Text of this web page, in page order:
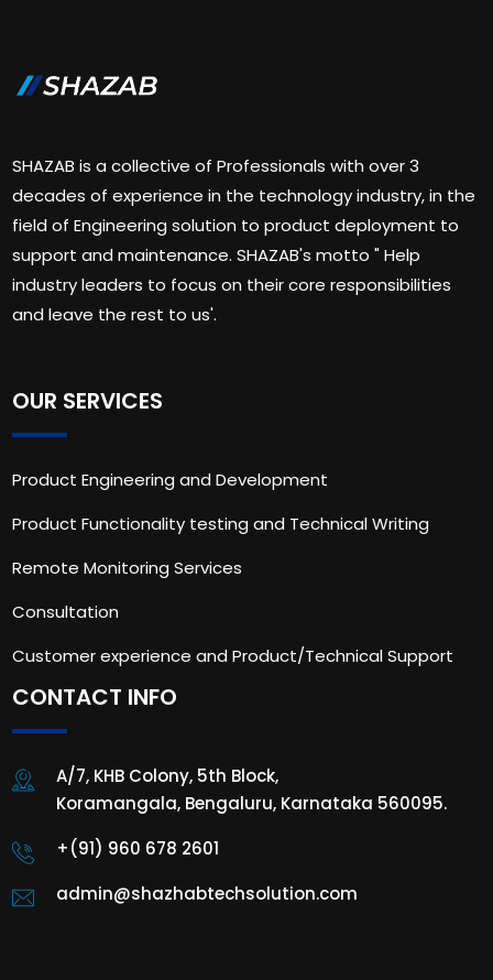
SHAZAB is a collective of Professionals with over 3
decades of experience in the technology industry, in the
field of Engineering solution to product deployment to
support and maintenance. SHAZAB's motto " Help
industry leaders to focus on their core responsibilities
and leave the rest to us'.
OUR SERVICES
Product Engineering and Development
Product Functionality testing and Technical Writing
Remote Monitoring Services
Consultation
Customer experience and Product/Technical Support
CONTACT INFO
A/7, KHB Colony, 5th Block,
Koramangala, Bengaluru, Karnataka 560095.
+(91) 960 678 2601
admin@shazhabtechsolution.com